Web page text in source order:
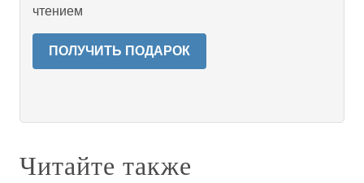
чтением
ПОЛУЧИТЬ ПОДАРОК
Читайте также